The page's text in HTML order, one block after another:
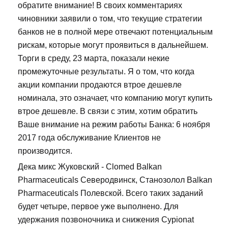
обратите внимание! В своих комментариях
чиновники заявили о том, что текущие стратегии
банков не в полной мере отвечают потенциальным
рискам, которые могут проявиться в дальнейшем.
Торги в среду, 23 марта, показали некие
промежуточные результаты. Я о том, что когда
акции компании продаются втрое дешевле
номинала, это означает, что компанию могут купить
втрое дешевле. В связи с этим, хотим обратить
Ваше внимание на режим работы Банка: 6 ноября
2017 года обслуживание Клиентов не
производится.
Дека микс Жуковский - Clomed Balkan
Pharmaceuticals Северодвинск, Станозолол Balkan
Pharmaceuticals Полевской. Всего таких заданий
будет четыре, первое уже выполнено. Для
удержания позвоночника и снижения Cypionat